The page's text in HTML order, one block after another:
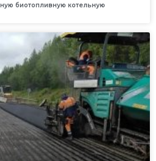
биотопливную котельную